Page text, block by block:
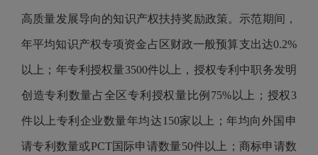
高质量发展导向的知识产权扶持奖励政策。示范期间，
年平均知识产权专项资金占区财政一般预算支出达0.2%
以上；年专利授权量3500件以上，授权专利中职务发明
创造专利数量占全区专利授权量比例75%以上；授权3
件以上专利企业数量年均达150家以上；年均向外国申
请专利数量或PCT国际申请数量50件以上；商标申请数